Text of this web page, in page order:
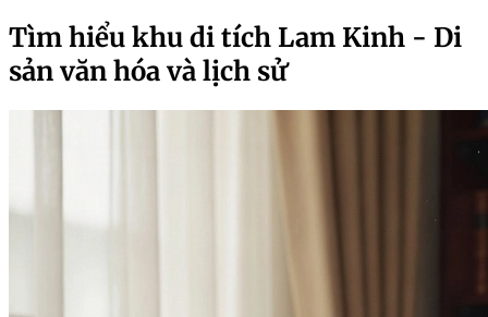
Tìm hiểu khu di tích Lam Kinh - Di
sản văn hóa và lịch sử